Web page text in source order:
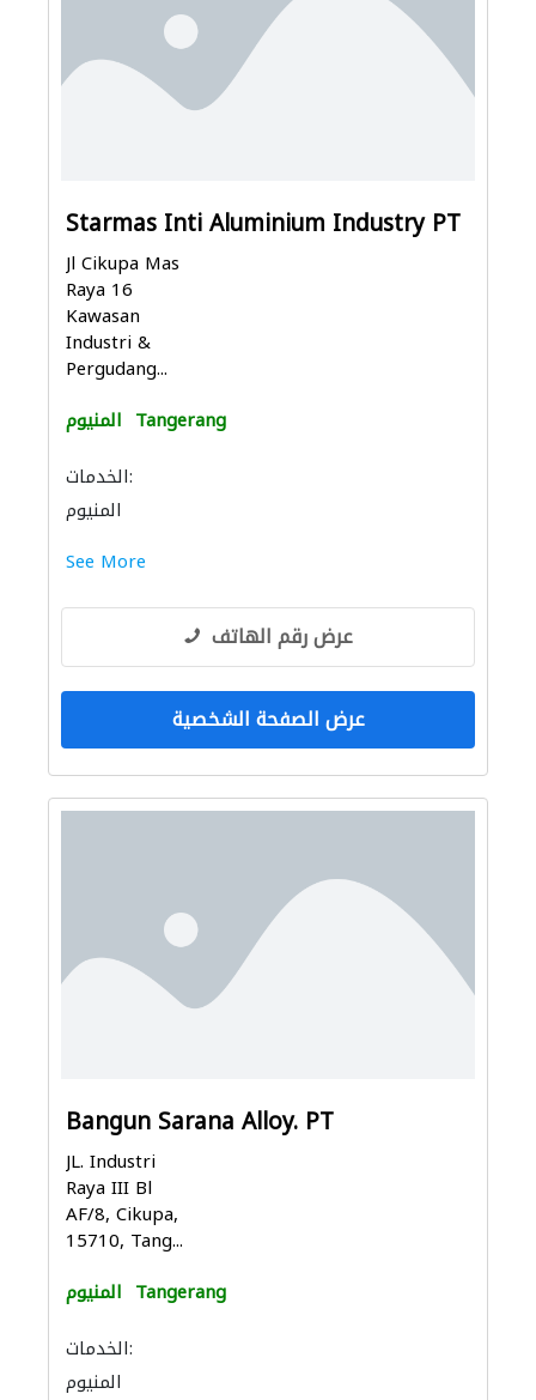
Starmas Inti Aluminium Industry PT
Jl Cikupa Mas
Raya 16
Kawasan
Industri &
Pergudang...
المنيوم Tangerang
الخدمات:
المنيوم
See More
عرض رقم الهاتف
عرض الصفحة الشخصية
Bangun Sarana Alloy. PT
JL. Industri
Raya III Bl
AF/8, Cikupa,
15710, Tang...
المنيوم Tangerang
الخدمات:
المنيوم